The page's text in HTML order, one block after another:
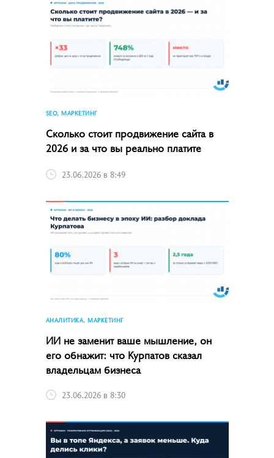
SEO, МАРКЕТИНГ
Сколько стоит продвижение сайта в
2026 и за что вы реально платите
23.06.2026 в 8:49
АНАЛИТИКА, МАРКЕТИНГ
ИИ не заменит ваше мышление, он
его обнажит: что Курпатов сказал
владельцам бизнеса
23.06.2026 в 8:30